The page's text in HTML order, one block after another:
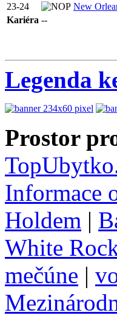
23-24
New
Kariéra --
Legenda
Prostor
Informace
Holdem |
White
mečúne |